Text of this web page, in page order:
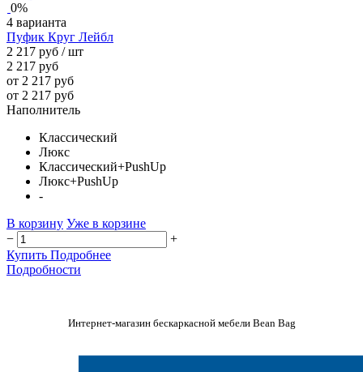
0%
4 варианта
Пуфик Круг Лейбл
2 217 руб / шт
2 217 руб
от 2 217 руб
от 2 217 руб
Наполнитель
Классический
Люкс
Классический+PushUp
Люкс+PushUp
-
В корзину Уже в корзине
−
+
Купить Подробнее
Подробности
Интернет-магазин бескаркасной мебели Bean Bag